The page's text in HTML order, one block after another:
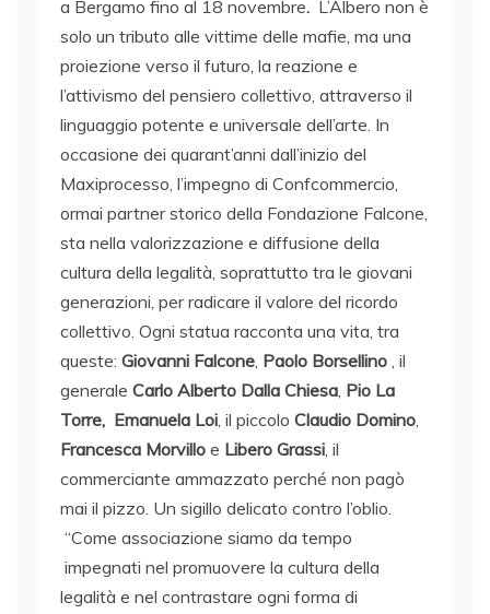
a Bergamo fino al 18 novembre. L’Albero non è
solo un tributo alle vittime delle mafie, ma una
proiezione verso il futuro, la reazione e
l’attivismo del pensiero collettivo, attraverso il
linguaggio potente e universale dell’arte. In
occasione dei quarant’anni dall’inizio del
Maxiprocesso, l’impegno di Confcommercio,
ormai partner storico della Fondazione Falcone,
sta nella valorizzazione e diffusione della
cultura della legalità, soprattutto tra le giovani
generazioni, per radicare il valore del ricordo
collettivo. Ogni statua racconta una vita, tra
queste: Giovanni Falcone, Paolo Borsellino , il
generale Carlo Alberto Dalla Chiesa, Pio La
Torre, Emanuela Loi, il piccolo Claudio Domino,
Francesca Morvillo e Libero Grassi, il
commerciante ammazzato perché non pagò
mai il pizzo. Un sigillo delicato contro l’oblio.
“Come associazione siamo da tempo
impegnati nel promuovere la cultura della
legalità e nel contrastare ogni forma di